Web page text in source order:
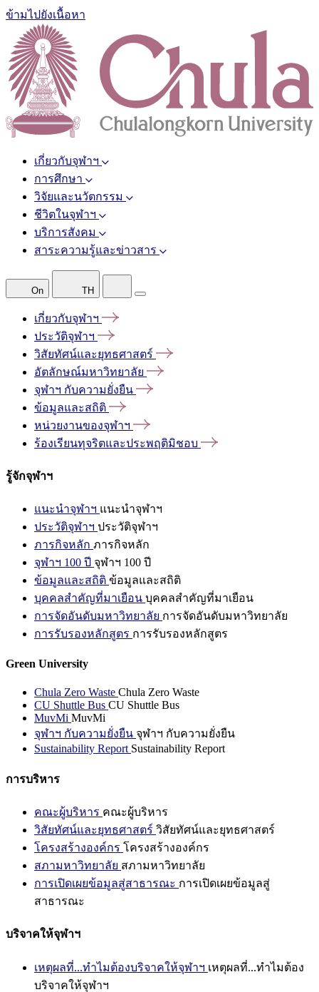
ข้ามไปยังเนื้อหา
เกี่ยวกับจุฬาฯ
การศึกษา
วิจัยและนวัตกรรม
ชีวิตในจุฬาฯ
บริการสังคม
สาระความรู้และข่าวสาร
On TH
เกี่ยวกับจุฬาฯ
ประวัติจุฬาฯ
วิสัยทัศน์และยุทธศาสตร์
อัตลักษณ์มหาวิทยาลัย
จุฬาฯ กับความยั่งยืน
ข้อมูลและสถิติ
หน่วยงานของจุฬาฯ
ร้องเรียนทุจริตและประพฤติมิชอบ
รู้จักจุฬาฯ
แนะนำจุฬาฯ แนะนำจุฬาฯ
ประวัติจุฬาฯ ประวัติจุฬาฯ
ภารกิจหลัก ภารกิจหลัก
จุฬาฯ 100 ปี จุฬาฯ 100 ปี
ข้อมูลและสถิติ ข้อมูลและสถิติ
บุคคลสำคัญที่มาเยือน บุคคลสำคัญที่มาเยือน
การจัดอันดับมหาวิทยาลัย การจัดอันดับมหาวิทยาลัย
การรับรองหลักสูตร การรับรองหลักสูตร
Green University
Chula Zero Waste Chula Zero Waste
CU Shuttle Bus CU Shuttle Bus
MuvMi MuvMi
จุฬาฯ กับความยั่งยืน จุฬาฯ กับความยั่งยืน
Sustainability Report Sustainability Report
การบริหาร
คณะผู้บริหาร คณะผู้บริหาร
วิสัยทัศน์และยุทธศาสตร์ วิสัยทัศน์และยุทธศาสตร์
โครงสร้างองค์กร โครงสร้างองค์กร
สภามหาวิทยาลัย สภามหาวิทยาลัย
การเปิดเผยข้อมูลสู่สาธารณะ การเปิดเผยข้อมูลสู่
สาธารณะ
บริจาคให้จุฬาฯ
เหตุผลที่...ทำไมต้องบริจาคให้จุฬาฯ เหตุผลที่...ทำไมต้อง
บริจาคให้จุฬาฯ